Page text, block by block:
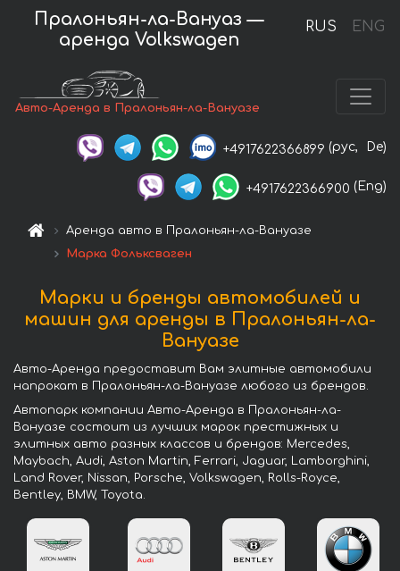
RUS ENG
Пралоньян-ла-Вануаз —
аренда Volkswagen
Авто-Аренда в Пралоньян-ла-Вануазе
+4917622366899 (рус, De)
+4917622366900 (Eng)
Аренда авто в Пралоньян-ла-Вануазе
Марка Фольксваген
Марки и бренды автомобилей и
машин для аренды в Пралоньян-ла-
Вануазе
Авто-Аренда предоставит Вам элитные автомобили
напрокат в Пралоньян-ла-Вануазе любого из брендов.
Автопарк компании Авто-Аренда в Пралоньян-ла-
Вануазе состоит из лучших марок престижных и
элитных авто разных классов и брендов: Mercedes,
Maybach, Audi, Aston Martin, Ferrari, Jaguar, Lamborghini,
Land Rover, Nissan, Porsche, Volkswagen, Rolls-Royce,
Bentley, BMW, Toyota.